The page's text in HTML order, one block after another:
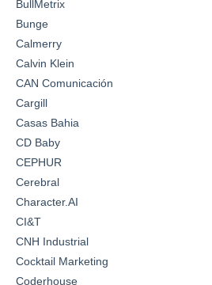
BullMetrix
Bunge
Calmerry
Calvin Klein
CAN Comunicación
Cargill
Casas Bahia
CD Baby
CEPHUR
Cerebral
Character.AI
CI&T
CNH Industrial
Cocktail Marketing
Coderhouse